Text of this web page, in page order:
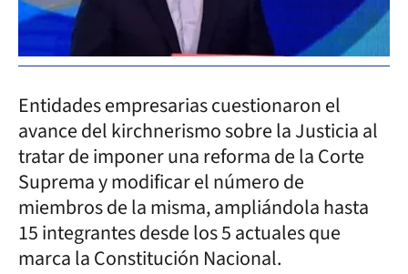
Entidades empresarias cuestionaron el
avance del kirchnerismo sobre la Justicia al
tratar de imponer una reforma de la Corte
Suprema y modificar el número de
miembros de la misma, ampliándola hasta
15 integrantes desde los 5 actuales que
marca la Constitución Nacional.